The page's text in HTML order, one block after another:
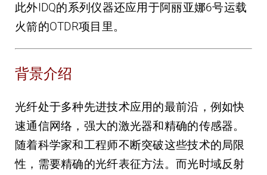
此外IDQ的系列仪器还应用于阿丽亚娜6号运载
火箭的OTDR项目里。
背景介绍
光纤处于多种先进技术应用的最前沿，例如快
速通信网络，强大的激光器和精确的传感器。
随着科学家和工程师不断突破这些技术的局限
性，需要精确的光纤表征方法。而光时域反射